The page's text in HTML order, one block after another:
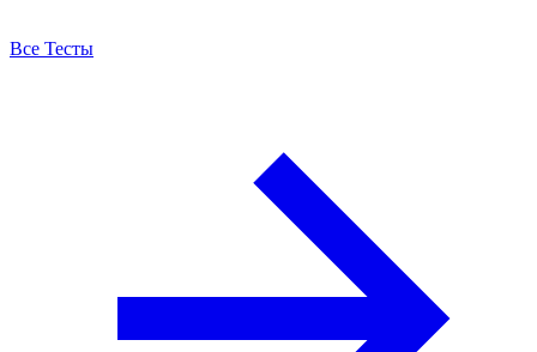
Все Тесты